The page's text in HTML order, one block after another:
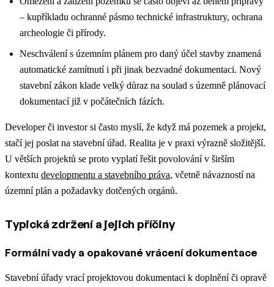
– kupříkladu ochranné pásmo technické infrastruktury, ochrana
archeologie či přírody.
Neschválení s územním plánem pro daný účel stavby znamená
automatické zamítnutí i při jinak bezvadné dokumentaci. Nový
stavební zákon klade velký důraz na soulad s územně plánovací
dokumentací již v počátečních fázích.
Developer či investor si často myslí, že když má pozemek a projekt,
stačí jej poslat na stavební úřad. Realita je v praxi výrazně složitější.
U větších projektů se proto vyplatí řešit povolování v širším
kontextu developmentu a stavebního práva, včetně návazností na
územní plán a požadavky dotčených orgánů.
Typická zdržení a jejich příčiny
Formální vady a opakované vrácení dokumentace
Stavební úřady vrací projektovou dokumentaci k doplnění či opravě